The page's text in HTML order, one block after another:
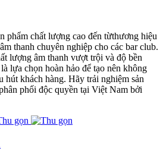
chất lượng cao đến từthương hiệu
thanh chuyên nghiệp cho các bar club.
lượng âm thanh vượt trội và độ bền
lựa chọn hoàn hảo để tạo nên không
hút khách hàng. Hãy trải nghiệm sản
phối độc quyền tại Việt Nam bởi
gọn